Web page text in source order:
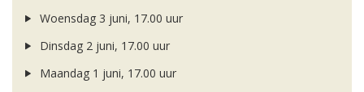
Woensdag 3 juni, 17.00 uur
Dinsdag 2 juni, 17.00 uur
Maandag 1 juni, 17.00 uur